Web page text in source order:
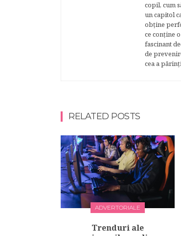
copil, cum
un capitol
obţine
ce conţine
fascinant
de
cea a
RELATED POSTS
ADVERTORIALE
Trenduri ale